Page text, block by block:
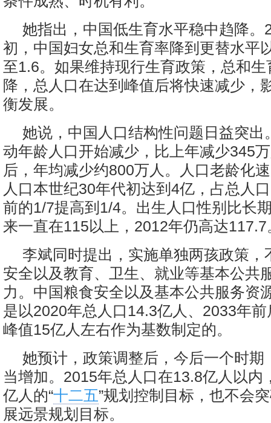
她指出，中国低生育水平稳中趋降。
初，中国妇女总和生育率降到更替水平
至1.6。如果维持现行生育政策，总和
降，总人口在达到峰值后将快速减少，
衡发展。
她说，中国人口结构性问题日益突出
动年龄人口开始减少，比上年减少345
后，年均减少约800万人。人口老龄化
人口本世纪30年代初达到4亿，占总人
前的1/7提高到1/4。出生人口性别比长
来一直在115以上，2012年仍高达117.7
李斌同时提出，实施单独两孩政策，
安全以及教育、卫生、就业等基本公共
力。中国粮食安全以及基本公共服务资
是以2020年总人口14.3亿人、2033年
峰值15亿人左右作为基数制定的。
她预计，政策调整后，今后一个时期
当增加。2015年总人口在13.8亿人以内
亿人的“十二五”规划控制目标，也不会
展远景规划目标。